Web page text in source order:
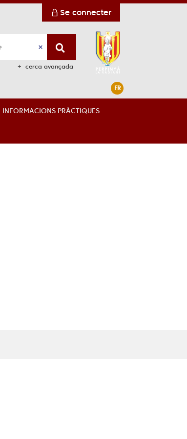
Se connecter
cerca avançada
FR
INFORMACIONS PRÀCTIQUES